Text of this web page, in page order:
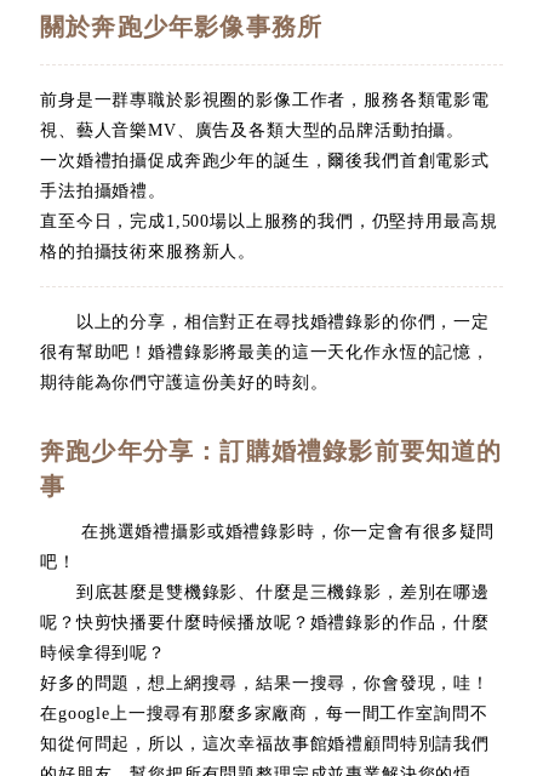
關於奔跑少年影像事務所
前身是一群專職於影視圈的影像工作者，服務各類電影電
視、藝人音樂MV、廣告及各類大型的品牌活動拍攝。
一次婚禮拍攝促成奔跑少年的誕生，爾後我們首創電影式
手法拍攝婚禮。
直至今日，完成1,500場以上服務的我們，仍堅持用最高規
格的拍攝技術來服務新人。
以上的分享，相信對正在尋找婚禮錄影的你們，一定
很有幫助吧！婚禮錄影將最美的這一天化作永恆的記憶，
期待能為你們守護這份美好的時刻。
奔跑少年分享：訂購婚禮錄影前要知道的
事
在挑選婚禮攝影或婚禮錄影時，你一定會有很多疑問
吧！
到底甚麼是雙機錄影、什麼是三機錄影，差別在哪邊
呢？快剪快播要什麼時候播放呢？婚禮錄影的作品，什麼
時候拿得到呢？
好多的問題，想上網搜尋，結果一搜尋，你會發現，哇！
在google上一搜尋有那麼多家廠商，每一間工作室詢問不
知從何問起，所以，這次幸福故事館婚禮顧問特別請我們